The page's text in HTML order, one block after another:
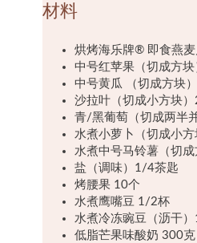
材料
烘烤海乐牌® 即食燕
中号红苹果（切成方块
中号黄瓜 （切成方块
沙拉叶（切成小方块
青/黑葡萄（切成两半
水煮小萝卜（切成小
水煮中号马铃薯（切
盐（调味）1/4茶匙
烤腰果 10个
水煮鹰嘴豆 1/2杯
水煮冷冻豌豆（沥干
低脂芒果味酸奶 300克